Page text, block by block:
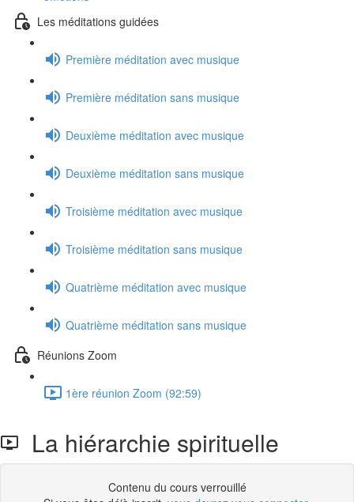
Les méditations guidées
Première méditation avec musique
Première méditation sans musique
Deuxième méditation avec musique
Deuxième méditation sans musique
Troisième méditation avec musique
Troisième méditation sans musique
Quatrième méditation avec musique
Quatrième méditation sans musique
Réunions Zoom
1ère réunion Zoom (92:59)
La hiérarchie spirituelle
Contenu du cours verrouillé